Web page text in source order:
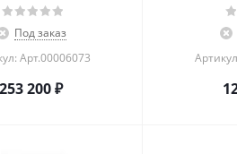
Под заказ
Арт.00006073
253 200₽